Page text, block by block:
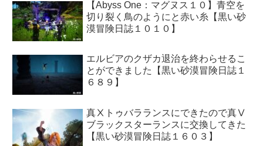
【Abyss One：マグヌス１０】青空を
切り裂く鳥のようにと赤い糸【黒い砂
漠冒険日誌１０１０】
エルビアのクザカ退治を終わらせるこ
とができました【黒い砂漠冒険日誌１
６８９】
真Ⅹトゥバラランスにできたので真Ⅴ
ブラックスターランスに交換してきた
【黒い砂漠冒険日誌１６０３】